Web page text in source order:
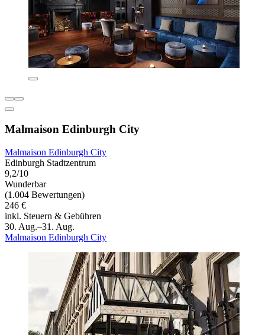
Malmaison Edinburgh City
Malmaison Edinburgh City
Edinburgh Stadtzentrum
9,2/10
Wunderbar
(1.004 Bewertungen)
246 €
inkl. Steuern & Gebühren
30. Aug.–31. Aug.
Malmaison Edinburgh City